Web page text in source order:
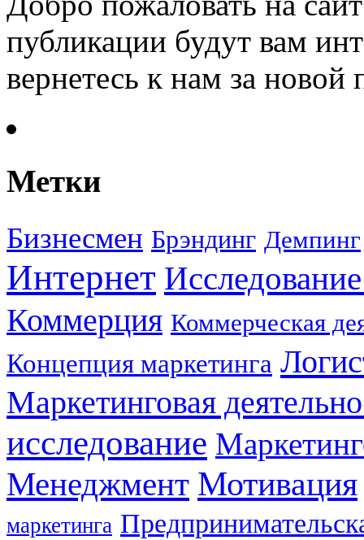
публикации будут вам
вернетесь к нам за
Метки
Бизнесмен Брэндинг Демпинг
Интернет
Коммерция Коммерческая
Концепция маркетинга
Маркетинговая
исследование
Менеджмент Мотивация
маркетинга